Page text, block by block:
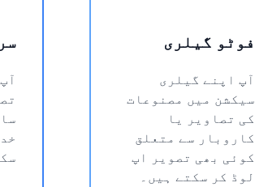
فوٹو گیلری
آپ اپنے گیلری
سیکشن میں مصنوعات
کی تصاویر یا
کاروبار سے متعلق
کوئی بھی تصویر اپ
لوڈ کر سکتے ہیں۔